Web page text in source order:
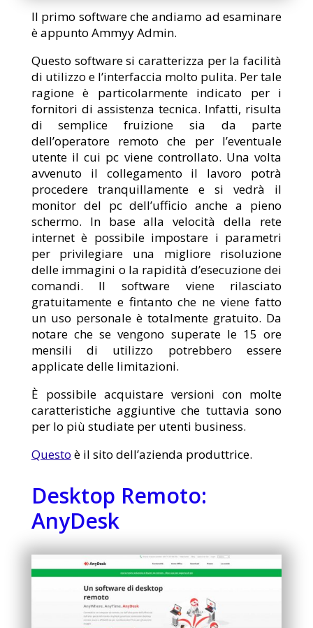
Il primo software che andiamo ad esaminare
è appunto Ammyy Admin.
Questo software si caratterizza per la facilità
di utilizzo e l’interfaccia molto pulita. Per tale
ragione è particolarmente indicato per i
fornitori di assistenza tecnica. Infatti, risulta
di semplice fruizione sia da parte
dell’operatore remoto che per l’eventuale
utente il cui pc viene controllato. Una volta
avvenuto il collegamento il lavoro potrà
procedere tranquillamente e si vedrà il
monitor del pc dell’ufficio anche a pieno
schermo. In base alla velocità della rete
internet è possibile impostare i parametri
per privilegiare una migliore risoluzione
delle immagini o la rapidità d’esecuzione dei
comandi. Il software viene rilasciato
gratuitamente e fintanto che ne viene fatto
un uso personale è totalmente gratuito. Da
notare che se vengono superate le 15 ore
mensili di utilizzo potrebbero essere
applicate delle limitazioni.
È possibile acquistare versioni con molte
caratteristiche aggiuntive che tuttavia sono
per lo più studiate per utenti business.
Questo è il sito dell’azienda produttrice.
Desktop Remoto:
AnyDesk